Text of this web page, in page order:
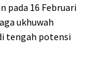
pada 16 Februari
ukhuwah
tengah potensi